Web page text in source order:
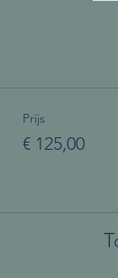
Prijs
€ 125,00